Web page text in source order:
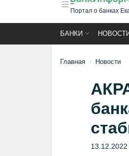
Портал о банках
БАНКИ
Главная Новости